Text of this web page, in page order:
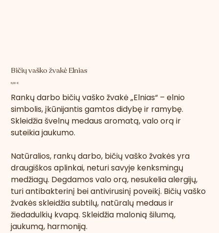
Bičių vaško žvakė Elnias
Kaina
8,00 €
Rankų darbo bičių vaško žvakė „Elnias“ – elnio
simbolis, įkūnijantis gamtos didybę ir ramybę.
Skleidžia švelnų medaus aromatą, valo orą ir
suteikia jaukumo.
Natūralios, rankų darbo, bičių vaško žvakės yra
draugiškos aplinkai, neturi savyje kenksmingų
medžiagų. Degdamos valo orą, nesukelia alergijų,
turi antibakterinį bei antivirusinį poveikį. Bičių vaško
žvakės skleidžia subtilų, natūralų medaus ir
žiedadulkių kvapą. Skleidžia malonią šilumą,
jaukumą, harmoniją.